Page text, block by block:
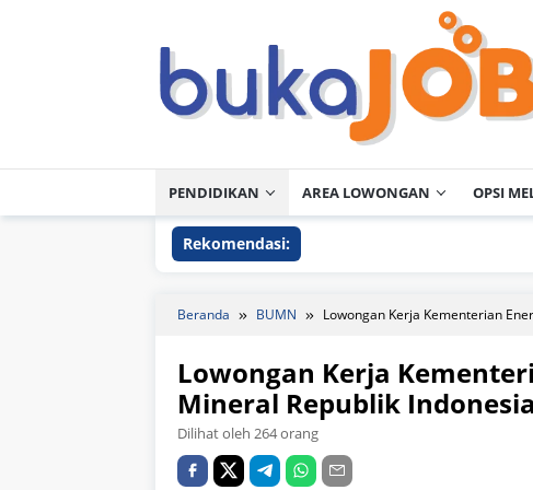
PENDIDIKAN AREA LOWONGAN OPSI
Rekomendasi:
Beranda BUMN Lowongan Kerja Kementerian
Lowongan Kerja
Mineral Republik
Dilihat oleh 264 orang